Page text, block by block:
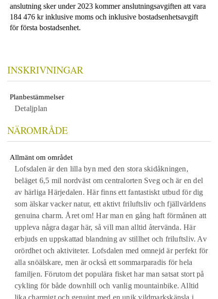
anslutning sker under 2023 kommer anslutningsavgiften att vara
184 476 kr inklusive moms och inklusive bostadsenhetsavgift
för första bostadsenhet.
INSKRIVNINGAR
Planbestämmelser
Detaljplan
NÄROMRÅDE
Allmänt om området
Lofsdalen är den lilla byn med den stora skidåkningen,
beläget 6,5 mil nordväst om centralorten Sveg och är en del
av härliga Härjedalen. Här finns ett fantastiskt utbud för dig
som älskar vacker natur, ett aktivt friluftsliv och fjällvärldens
genuina charm. Året om! Har man en gång haft förmånen att
uppleva några dagar här, så vill man alltid återvända. Här
erbjuds en uppskattad blandning av stillhet och friluftsliv. Av
orördhet och aktiviteter. Lofsdalen med omnejd är perfekt för
alla snöälskare, men är också ett sommarparadis för hela
familjen. Förutom det populära fisket har man satsat stort på
cykling för både downhill och vanlig mountainbike. Alltid
lika charmigt och genuint med en unik vildmarkskänsla i